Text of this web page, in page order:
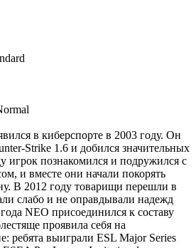
в киберспорте в 2003 году. Он
Strike 1.6 и добился значительных
игрок познакомился и подружился с
и вместе они начали покорять
В 2012 году товарищи перешли в
слабо и не оправдывали надежд
NEO присоединился к составу
проявила себя на
ребята выиграли ESL Major Series